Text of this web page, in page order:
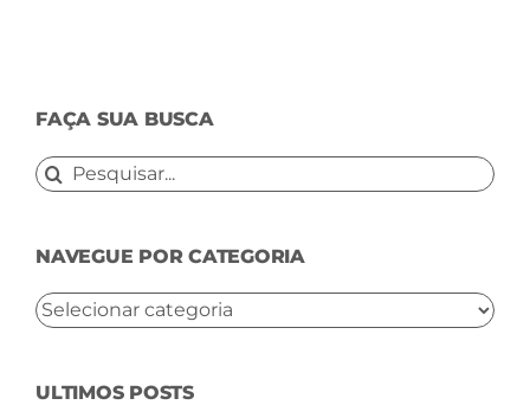
FAÇA SUA BUSCA
Buscar
NAVEGUE POR CATEGORIA
NAVEGUE
ULTIMOS POSTS